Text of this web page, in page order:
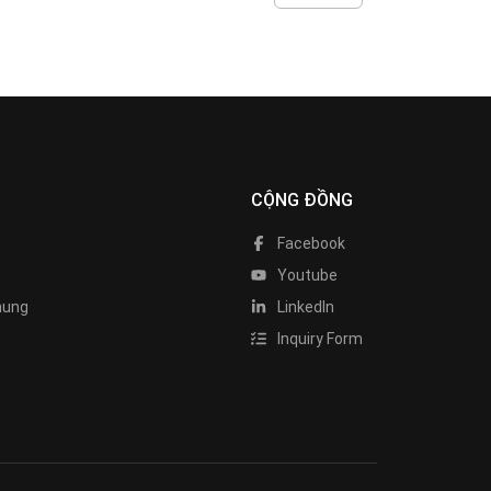
CỘNG ĐỒNG
Facebook
Youtube
LinkedIn
Inquiry Form